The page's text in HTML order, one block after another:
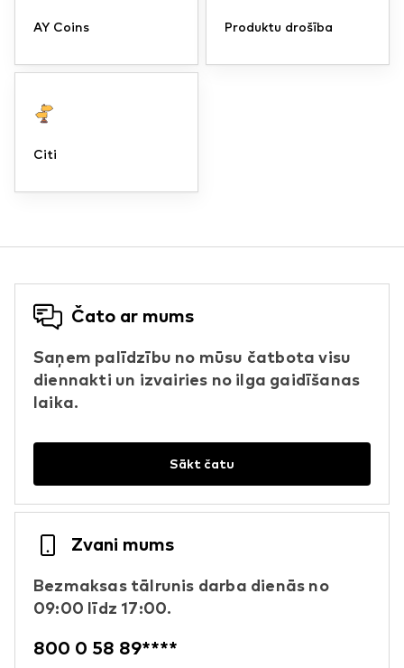
AY Coins Produktu drošība
Citi
Čato ar mums
Saņem palīdzību no mūsu čatbota visu
diennakti un izvairies no ilga gaidīšanas
laika.
Sākt čatu
Zvani mums
Bezmaksas tālrunis darba dienās no
09:00 līdz 17:00.
800 0 58 89****